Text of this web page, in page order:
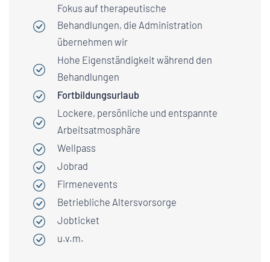
Fokus auf therapeutische
Behandlungen, die Administration
übernehmen wir
Hohe Eigenständigkeit während den
Behandlungen
Fortbildungsurlaub
Lockere, persönliche und entspannte
Arbeitsatmosphäre
Wellpass
Jobrad
Firmenevents
Betriebliche Altersvorsorge
Jobticket
u.v.m.